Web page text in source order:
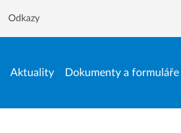
Aktuality Dokumenty a formuláře
Odkazy